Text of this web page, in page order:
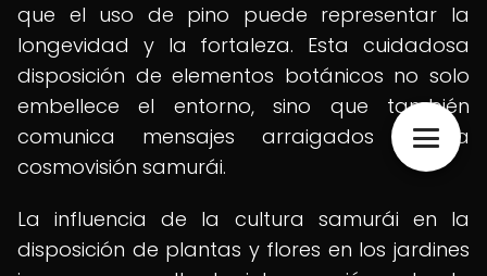
que el uso de pino puede representar la
longevidad y la fortaleza. Esta cuidadosa
disposición de elementos botánicos no solo
embellece el entorno, sino que también
comunica mensajes arraigados en la
cosmovisión samurái.
La influencia de la cultura samurái en la
disposición de plantas y flores en los jardines